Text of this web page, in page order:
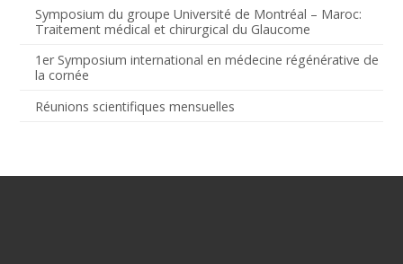
Symposium du groupe Université de Montréal – Maroc:
Traitement médical et chirurgical du Glaucome
1er Symposium international en médecine régénérative de
la cornée
Réunions scientifiques mensuelles